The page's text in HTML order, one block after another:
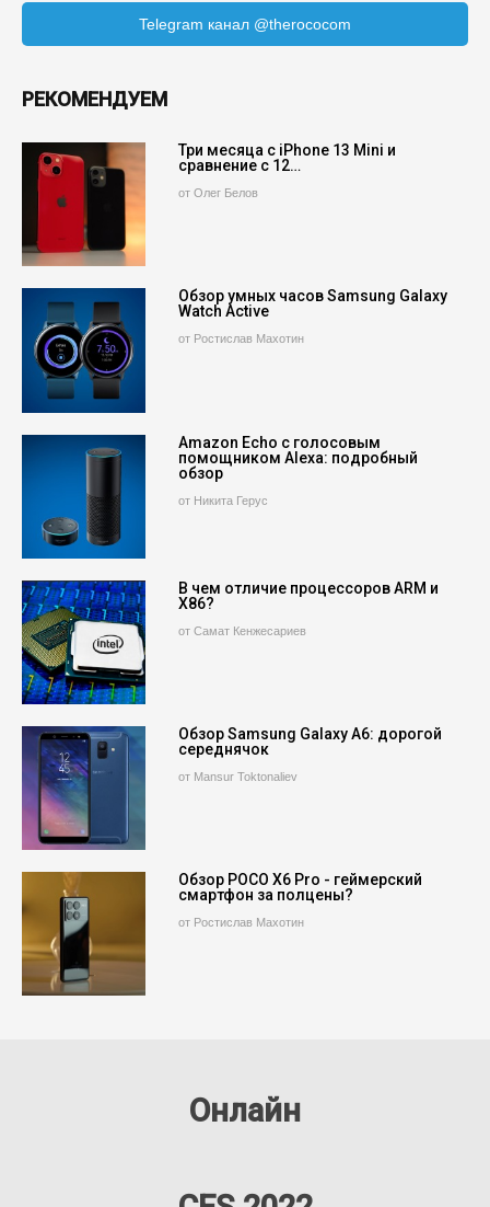
Telegram канал @therococom
РЕКОМЕНДУЕМ
Три месяца с iPhone 13 Mini и
сравнение с 12…
от Олег Белов
Обзор умных часов Samsung Galaxy
Watch Active
от Ростислав Махотин
Amazon Echo с голосовым
помощником Alexa: подробный
обзор
от Никита Герус
В чем отличие процессоров ARM и
X86?
от Самат Кенжесариев
Обзор Samsung Galaxy A6: дорогой
середнячок
от Mansur Toktonaliev
Обзор POCO X6 Pro - геймерский
смартфон за полцены?
от Ростислав Махотин
Онлайн